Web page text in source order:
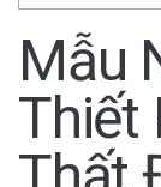
Mẫu
Thiết